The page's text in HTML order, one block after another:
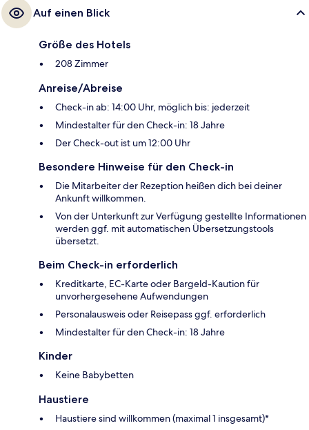
Auf einen Blick
Größe des Hotels
208 Zimmer
Anreise/Abreise
Check-in ab: 14:00 Uhr, möglich bis: jederzeit
Mindestalter für den Check-in: 18 Jahre
Der Check-out ist um 12:00 Uhr
Besondere Hinweise für den Check-in
Die Mitarbeiter der Rezeption heißen dich bei deiner
Ankunft willkommen.
Von der Unterkunft zur Verfügung gestellte Informationen
werden ggf. mit automatischen Übersetzungstools
übersetzt.
Beim Check-in erforderlich
Kreditkarte, EC-Karte oder Bargeld-Kaution für
unvorhergesehene Aufwendungen
Personalausweis oder Reisepass ggf. erforderlich
Mindestalter für den Check-in: 18 Jahre
Kinder
Keine Babybetten
Haustiere
Haustiere sind willkommen (maximal 1 insgesamt)*